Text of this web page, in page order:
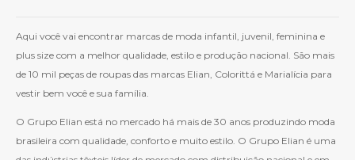
Aqui você vai encontrar marcas de moda infantil, juvenil, feminina e
plus size com a melhor qualidade, estilo e produção nacional. São mais
de 10 mil peças de roupas das marcas Elian, Colorittá e Marialícia para
vestir bem você e sua família.
O Grupo Elian está no mercado há mais de 30 anos produzindo moda
brasileira com qualidade, conforto e muito estilo. O Grupo Elian é uma